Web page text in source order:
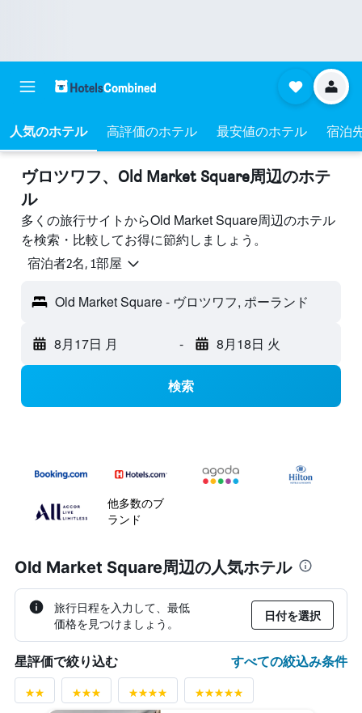
人気のホテル 高評価のホテル 最安値のホテル 宿泊
ヴロツワフ​、Old Market Square周辺のホテ
ル
多くの旅行サイトからOld Market Square周辺のホテル
を検索・比較してお得に節約しましょう。
宿泊者2名, 1​部屋
Old Market Square - ヴロツワフ, ポーランド
8月17日 月 - 8月18日 火
検索
他多数のブ
ランド
Old Market Square周辺の人気ホテル
旅行日程を入力して、最低
価格を見つけましょう。
日付を選択
星評価で絞り込む すべての絞込み条件